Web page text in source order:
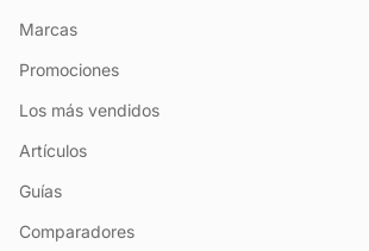
Marcas
Promociones
Los más vendidos
Artículos
Guías
Comparadores